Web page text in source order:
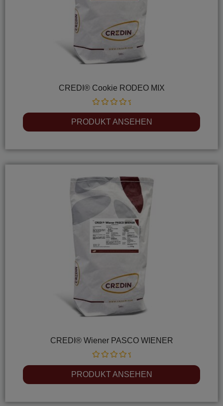
CREDI® Cookie RODEO MIX
Rated
0
out
of
PRODUKT ANSEHEN
CREDI® Wiener PASCO WIENER
Rated
0
out
of
PRODUKT ANSEHEN